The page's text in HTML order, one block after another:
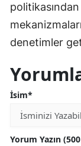
denetimler
İsim*
Yorum Yazın